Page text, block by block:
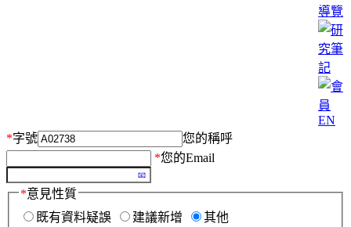
導覽
EN
*字號
您的稱呼
*您的Email
*意見性質
既有資料疑誤
建議新增 其他